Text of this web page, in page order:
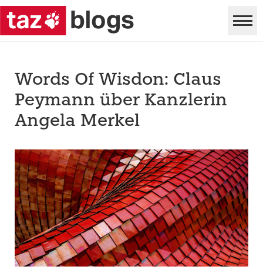
Words Of Wisdon: Claus
Peymann über Kanzlerin
Angela Merkel